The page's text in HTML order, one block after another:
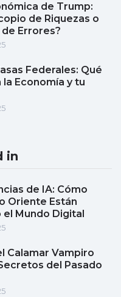
de Trump:
de Riquezas o
Errores?
Federales: Qué
Economía y tu
in
de IA: Cómo
Oriente Están
Mundo Digital
Calamar Vampiro
del Pasado